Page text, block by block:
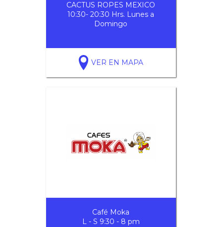
CACTUS ROPES MEXICO
10:30- 20:30 Hrs. Lunes a
Domingo
VER EN MAPA
Café Moka
L - S 9:30 - 8 pm